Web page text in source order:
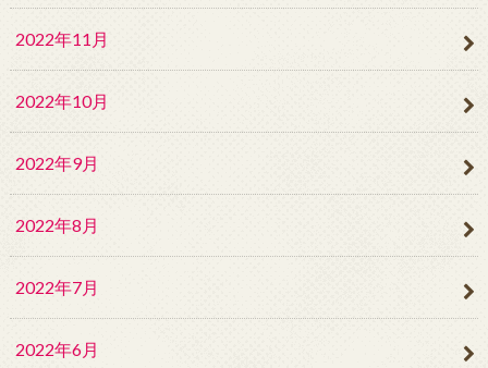
2022年11月
2022年10月
2022年9月
2022年8月
2022年7月
2022年6月